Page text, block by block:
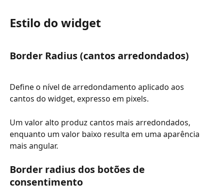
Estilo do widget
Border Radius (cantos arredondados)
Define o nível de arredondamento aplicado aos
cantos do widget, expresso em pixels.
Um valor alto produz cantos mais arredondados,
enquanto um valor baixo resulta em uma aparência
mais angular.
Border radius dos botões de
consentimento